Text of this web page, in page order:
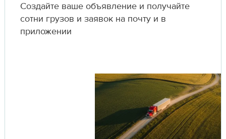
Создайте ваше объявление и получайте
сотни грузов и заявок на почту и в
приложении